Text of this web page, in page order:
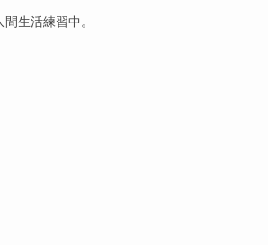
生活練習中。